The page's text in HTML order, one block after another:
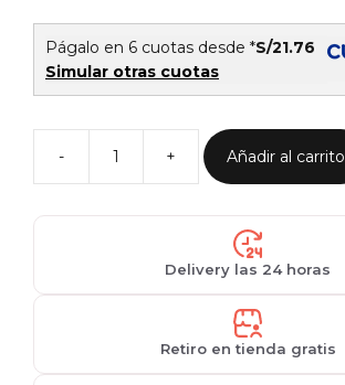
era:
S/ 144.00.
es:
S/ 120.00.
Págalo en 6 cuotas desde *S/21.76
Simular otras cuotas
CANDADO
ANZA
cantidad
Añadir al carrito
Delivery las 24 horas
Retiro en tienda gratis